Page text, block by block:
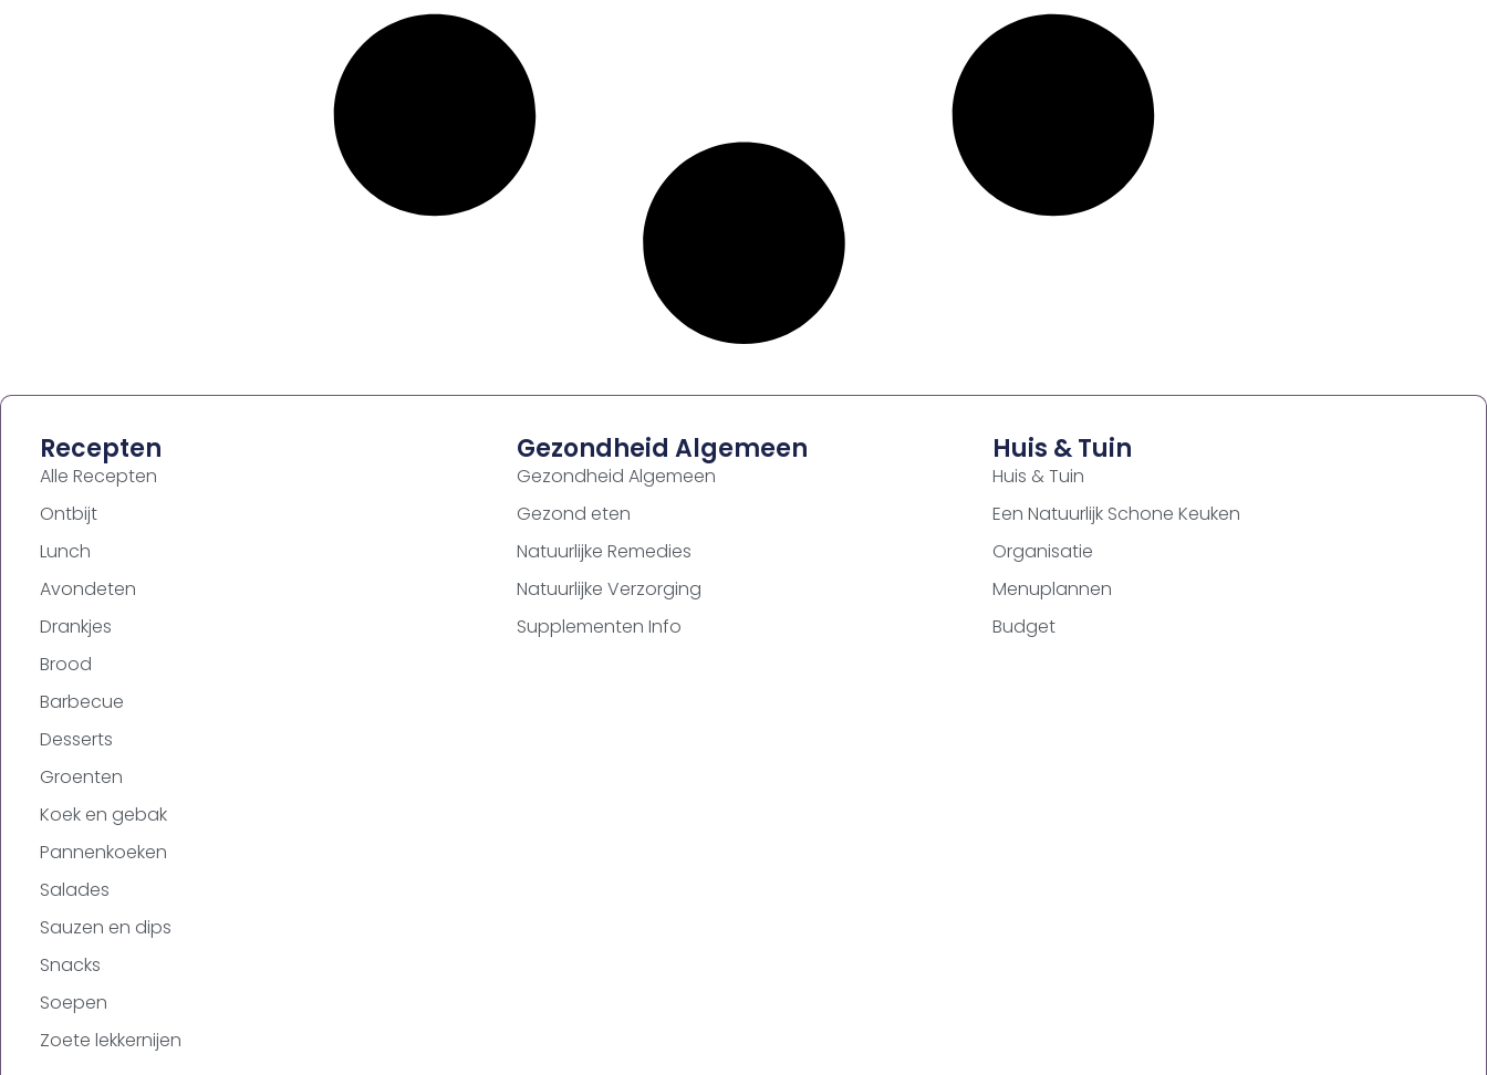
Recepten
Alle Recepten
Ontbijt
Lunch
Avondeten
Drankjes
Brood
Barbecue
Desserts
Groenten
Koek en gebak
Pannenkoeken
Salades
Sauzen en dips
Snacks
Soepen
Zoete lekkernijen
Gezondheid Algemeen
Gezondheid Algemeen
Gezond eten
Natuurlijke Remedies
Natuurlijke Verzorging
Supplementen Info
Huis & Tuin
Huis & Tuin
Een Natuurlijk Schone Keuken
Organisatie
Menuplannen
Budget